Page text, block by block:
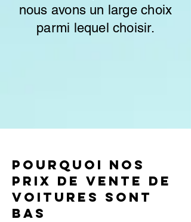
nous avons un large choix
parmi lequel choisir.
Pourquoi nos
prix de vente de
voitures sont
bas